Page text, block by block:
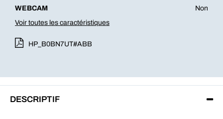
WEBCAM
Non
Voir toutes les caractéristiques
HP_B0BN7UT#ABB
DESCRIPTIF